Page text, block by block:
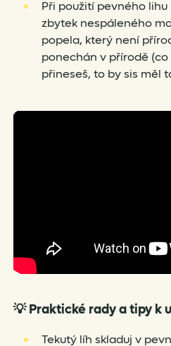
Při použití pevného
zbytek nespáleného
popela, který není
ponechán v přírodě (co
přineseš, to by sis měl
💡Praktické rady a tipy k
Tekutý líh skladuj v